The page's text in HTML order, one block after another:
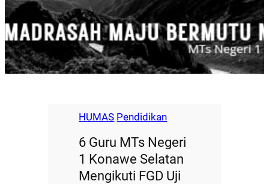
HUMAS Pendidikan
6 Guru MTs Negeri
1 Konawe Selatan
Mengikuti FGD Uji